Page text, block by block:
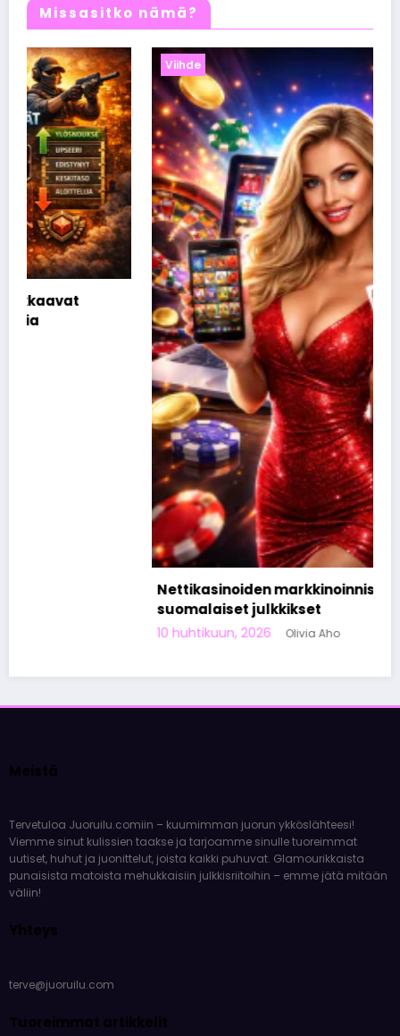
Missasitko nämä?
Viihde
Nettikasinoiden markkinoinnista tunnetut
suomalaiset julkkikset
10 huhtikuun, 2026 Olivia Aho
Meistä
Tervetuloa Juoruilu.comiin – kuumimman juorun ykköslähteesi!
Viemme sinut kulissien taakse ja tarjoamme sinulle tuoreimmat
uutiset, huhut ja juonittelut, joista kaikki puhuvat. Glamourikkaista
punaisista matoista mehukkaisiin julkkisriitoihin – emme jätä mitään
väliin!
Yhteys
terve@juoruilu.com
Tuoreimmat artikkelit